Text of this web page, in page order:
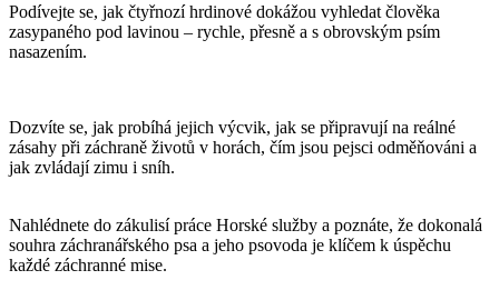
Podívejte se, jak čtyřnozí hrdinové dokážou vyhledat člověka
zasypaného pod lavinou – rychle, přesně a s obrovským psím
nasazením.
Dozvíte se, jak probíhá jejich výcvik, jak se připravují na reálné
zásahy při záchraně životů v horách, čím jsou pejsci odměňováni a
jak zvládají zimu i sníh.
Nahlédnete do zákulisí práce Horské služby a poznáte, že dokonalá
souhra záchranářského psa a jeho psovoda je klíčem k úspěchu
každé záchranné mise.